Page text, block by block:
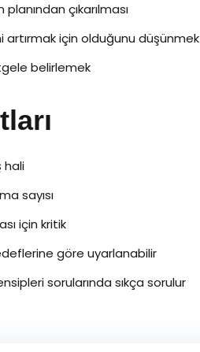
çıkarılması
artırmak için olduğunu düşünmek
belirlemek
hali
sayısı
için kritik
göre uyarlanabilir
sorularında sıkça sorulur